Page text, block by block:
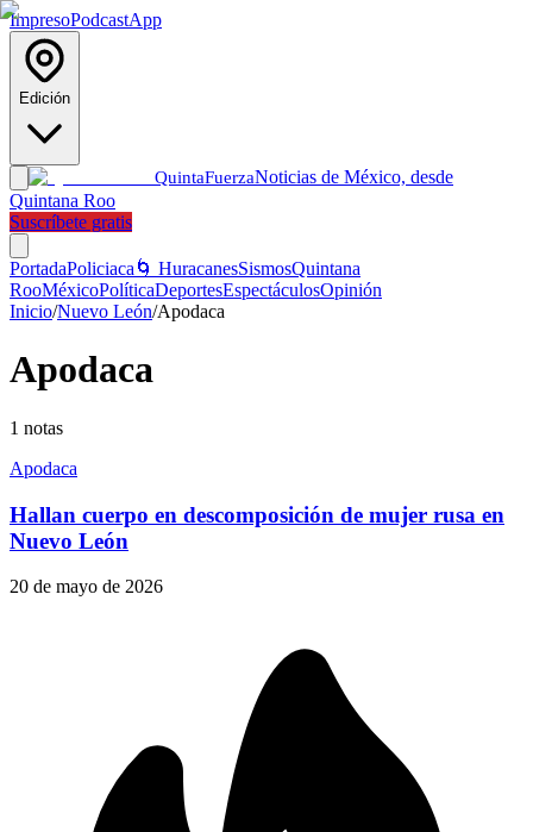
ImpresoPodcastApp
Edición
QuintaFuerzaNoticias de México, desde
Quintana Roo
Suscríbete gratis
PortadaPoliciaca 🌀 HuracanesSismosQuintana
RooMéxicoPolíticaDeportesEspectáculosOpinión
Inicio/Nuevo León/Apodaca
Apodaca
1 notas
Apodaca
Hallan cuerpo en descomposición de mujer rusa en
Nuevo León
20 de mayo de 2026